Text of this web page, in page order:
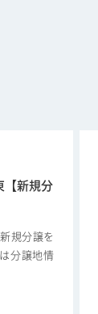
【新規分
規分譲を
分譲地情